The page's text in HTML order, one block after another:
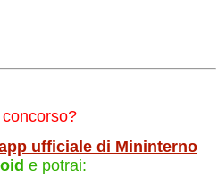
ufficiale di Mininterno
e potrai: